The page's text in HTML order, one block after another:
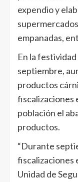
expendio y
empanadas,
En la
septiembre,
productos
fiscalizaciones
población el
productos.
“Durante
fiscalizaciones
Unidad de